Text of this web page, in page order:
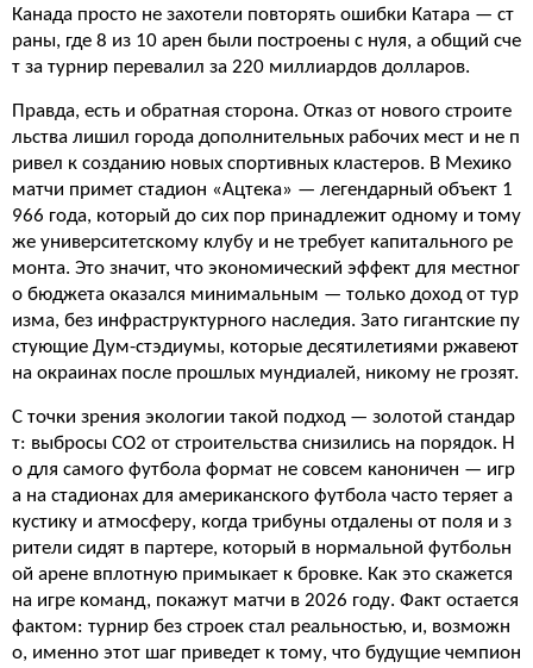
Канада просто не захотели повторять ошибки Катара — ст
раны, где 8 из 10 арен были построены с нуля, а общий сче
т за турнир перевалил за 220 миллиардов долларов.
Правда, есть и обратная сторона. Отказ от нового строите
льства лишил города дополнительных рабочих мест и не п
ривел к созданию новых спортивных кластеров. В Мехико
матчи примет стадион «Ацтека» — легендарный объект 1
966 года, который до сих пор принадлежит одному и тому
же университетскому клубу и не требует капитального ре
монта. Это значит, что экономический эффект для местног
о бюджета оказался минимальным — только доход от тур
изма, без инфраструктурного наследия. Зато гигантские пу
стующие Дум-стэдиумы, которые десятилетиями ржавеют
на окраинах после прошлых мундиалей, никому не грозят.
С точки зрения экологии такой подход — золотой стандар
т: выбросы CO2 от строительства снизились на порядок. Н
о для самого футбола формат не совсем каноничен — игр
а на стадионах для американского футбола часто теряет а
кустику и атмосферу, когда трибуны отдалены от поля и з
рители сидят в партере, который в нормальной футбольн
ой арене вплотную примыкает к бровке. Как это скажется
на игре команд, покажут матчи в 2026 году. Факт остается
фактом: турнир без строек стал реальностью, и, возможн
о, именно этот шаг приведет к тому, что будущие чемпион